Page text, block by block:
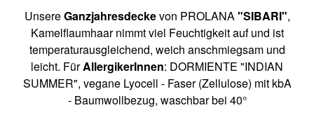
UnsereGanzjahresdeckevon PROLANA"SIBARI",
Kamelflaumhaar nimmt viel Feuchtigkeit auf und ist
temperaturausgleichend, weich anschmiegsam und
leicht. FürAllergikerInnen: DORMIENTE "INDIAN
SUMMER", vegane Lyocell - Faser (Zellulose) mit kbA
- Baumwollbezug, waschbar bei 40°